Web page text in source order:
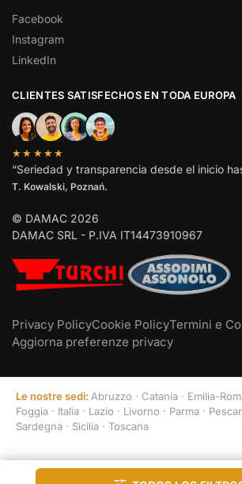
Facebook
Instagram
LinkedIn
CLIENTES SATISFECHOS EN TODA EUROPA
★★★★★
“Seriedad y transparencia desde el inicio
T. Kowalski, Poznań.
© DAMAC 2026
DAMAC SRL - P.IVA IT14473910967
Privacy PolicyCookie PolicyTermini e
Aggiorna preferenze privacy
Le nostre sedi: Abruzzo · Catania · Emilia-
Foggia · Italia · Lazio · Livorno · Parma ·
Sardegna · Sicilia · Toscana